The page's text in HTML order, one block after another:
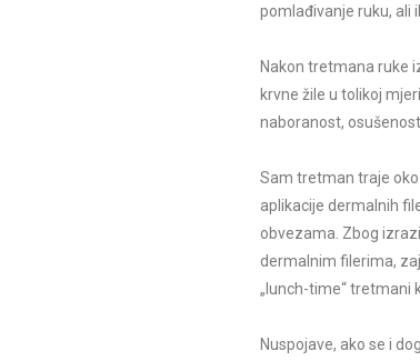
pomlađivanje ruku, ali
Nakon tretmana ruke
krvne žile u tolikoj
naboranost,
Sam tretman traje
aplikacije dermalnih
obvezama. Zbog
dermalnim filerima,
„lunch-time“ tretmani
Nuspojave, ako se i